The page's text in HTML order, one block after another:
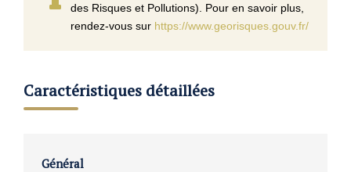
des Risques et Pollutions). Pour en savoir plus,
rendez-vous sur https://www.georisques.gouv.fr/
Caractéristiques détaillées
Général